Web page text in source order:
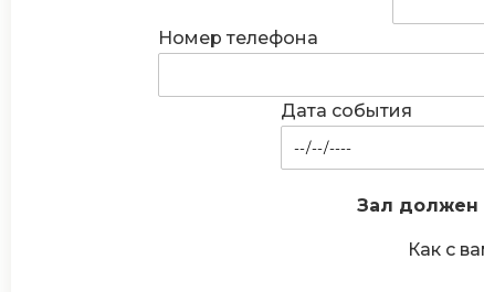
Номер телефона
Дата события
Зал должен
Как с